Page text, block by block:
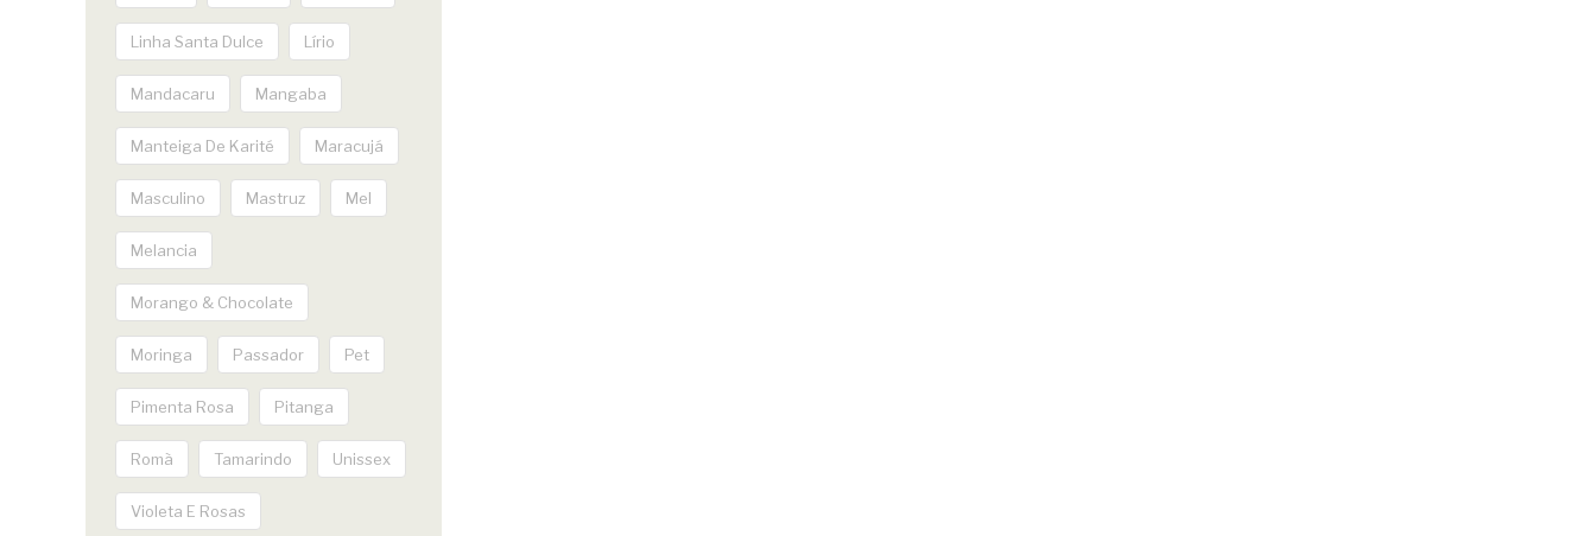
Linha Santa Dulce Lírio
Mandacaru Mangaba
Manteiga De Karité Maracujá
Masculino Mastruz Mel
Melancia
Morango & Chocolate
Moringa Passador Pet
Pimenta Rosa Pitanga
Romã Tamarindo Unissex
Violeta E Rosas